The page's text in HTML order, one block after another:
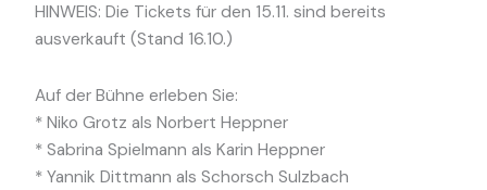
HINWEIS: Die Tickets für den 15.11. sind bereits
ausverkauft (Stand 16.10.)
Auf der Bühne erleben Sie:
* Niko Grotz als Norbert Heppner
* Sabrina Spielmann als Karin Heppner
* Yannik Dittmann als Schorsch Sulzbach